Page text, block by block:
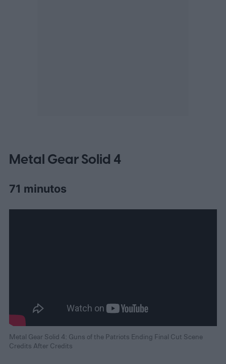
Metal Gear Solid 4
71 minutos
Metal Gear Solid 4: Guns of the Patriots Ending Final Cut Scene
Credits After Credits